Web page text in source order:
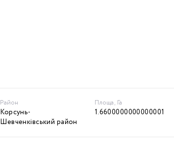
Район
Корсунь-
Шевченківський район
Площа, Га
1.6600000000000001